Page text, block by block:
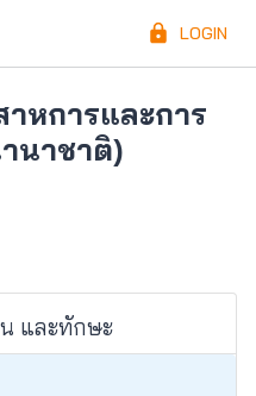
LOGIN
หการและการ
นาชาติ)
และทักษะ